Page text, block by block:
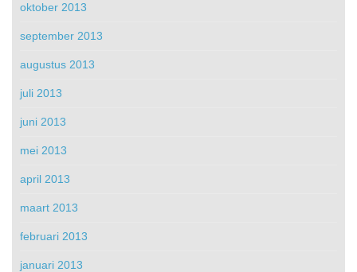
oktober 2013
september 2013
augustus 2013
juli 2013
juni 2013
mei 2013
april 2013
maart 2013
februari 2013
januari 2013